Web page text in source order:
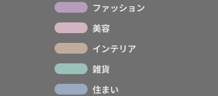
ファッション
美容
インテリア
雑貨
住まい